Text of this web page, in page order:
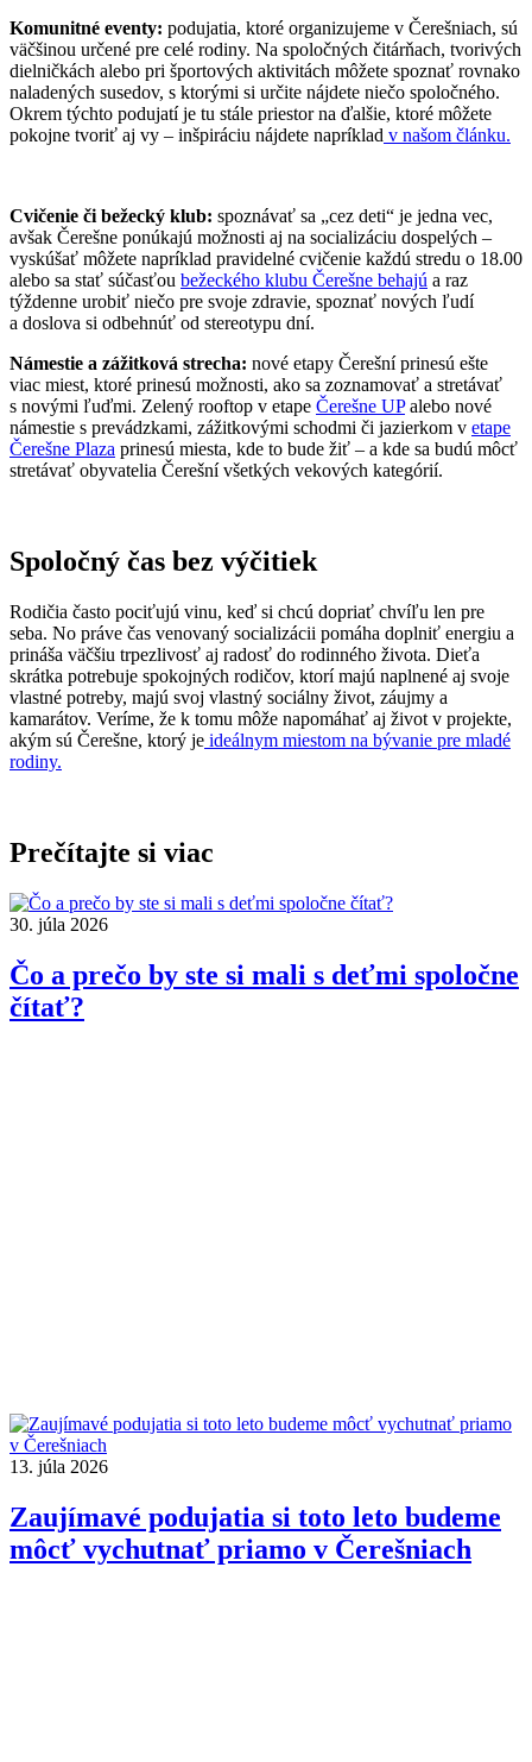
Komunitné eventy: podujatia, ktoré organizujeme v Čerešniach, sú
väčšinou určené pre celé rodiny. Na spoločných čitárňach, tvorivých
dielničkách alebo pri športových aktivitách môžete spoznať rovnako
naladených susedov, s ktorými si určite nájdete niečo spoločného.
Okrem týchto podujatí je tu stále priestor na ďalšie, ktoré môžete
pokojne tvoriť aj vy – inšpiráciu nájdete napríklad v našom článku.
Cvičenie či bežecký klub: spoznávať sa „cez deti“ je jedna vec,
avšak Čerešne ponúkajú možnosti aj na socializáciu dospelých –
vyskúšať môžete napríklad pravidelné cvičenie každú stredu o 18.00
alebo sa stať súčasťou bežeckého klubu Čerešne behajú a raz
týždenne urobiť niečo pre svoje zdravie, spoznať nových ľudí
a doslova si odbehnúť od stereotypu dní.
Námestie a zážitková strecha: nové etapy Čerešní prinesú ešte
viac miest, ktoré prinesú možnosti, ako sa zoznamovať a stretávať
s novými ľuďmi. Zelený rooftop v etape Čerešne UPalebo nové
námestie s prevádzkami, zážitkovými schodmi či jazierkom v etape
Čerešne Plaza prinesú miesta, kde to bude žiť – a kde sa budú môcť
stretávať obyvatelia Čerešní všetkých vekových kategórií.
Spoločný čas bez výčitiek
Rodičia často pociťujú vinu, keď si chcú dopriať chvíľu len pre
seba. No práve čas venovaný socializácii pomáha doplniť energiu a
prináša väčšiu trpezlivosť aj radosť do rodinného života. Dieťa
skrátka potrebuje spokojných rodičov, ktorí majú naplnené aj svoje
vlastné potreby, majú svoj vlastný sociálny život, záujmy a
kamarátov. Veríme, že k tomu môže napomáhať aj život v projekte,
akým sú Čerešne, ktorý je ideálnym miestom na bývanie pre mladé
rodiny.
Prečítajte si viac
30. júla 2026
Čo a prečo by ste si mali s deťmi spoločne
čítať?
13. júla 2026
Zaujímavé podujatia si toto leto budeme
môcť vychutnať priamo v Čerešniach